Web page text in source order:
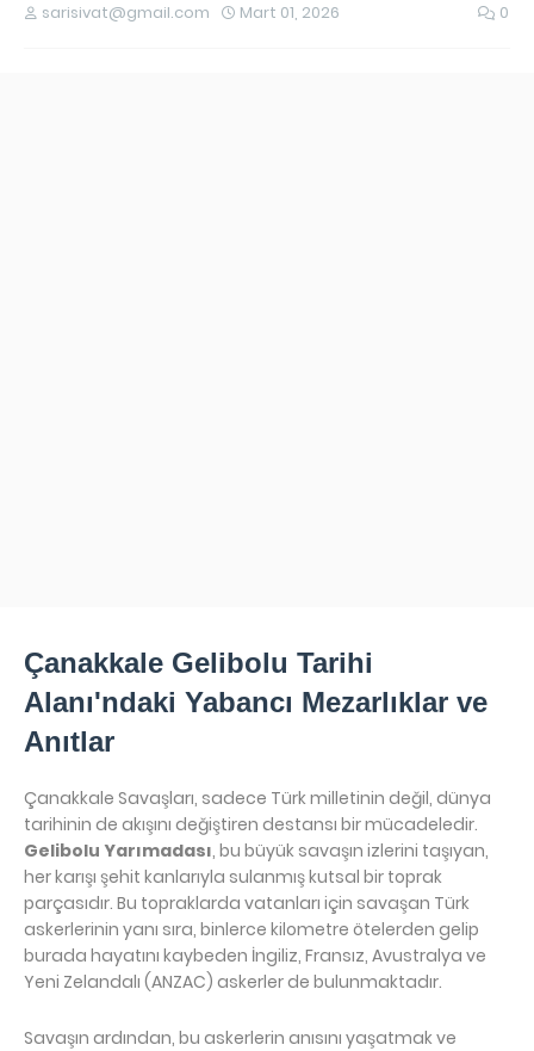
sarisivat@gmail.com Mart 01, 2026 0
Çanakkale Gelibolu Tarihi
Alanı'ndaki Yabancı Mezarlıklar ve
Anıtlar
Çanakkale Savaşları, sadece Türk milletinin değil, dünya
tarihinin de akışını değiştiren destansı bir mücadeledir.
Gelibolu Yarımadası, bu büyük savaşın izlerini taşıyan,
her karışı şehit kanlarıyla sulanmış kutsal bir toprak
parçasıdır. Bu topraklarda vatanları için savaşan Türk
askerlerinin yanı sıra, binlerce kilometre ötelerden gelip
burada hayatını kaybeden İngiliz, Fransız, Avustralya ve
Yeni Zelandalı (ANZAC) askerler de bulunmaktadır.
Savaşın ardından, bu askerlerin anısını yaşatmak ve